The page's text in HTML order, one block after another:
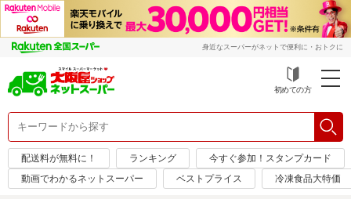
身近なスーパーがネットで便利に・おトクに
初めての方
配送料が無料に！ ランキング
今すぐ参加！スタンプカード
動画でわかるネットスーパー
ベストプライス 冷凍食品大特価